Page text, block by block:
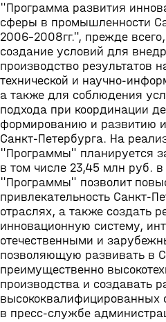
"Программа развития
сферы в промышленности
2006-2008гг.", прежде
создание условий для
производство результатов
технической и научно-
а также для соблюдения
подхода при координации
формированию и развитию
Санкт-Петербурга. На
"Программы" планируется
в том числе 23,45 млн руб.
"Программы" позволит
привлекательность Санкт-
отраслях, а также создать
инновационную систему,
отечественными и
позволяющую развивать в
преимущественно
производства и создавать
высококвалифицированных
в пресс-службе